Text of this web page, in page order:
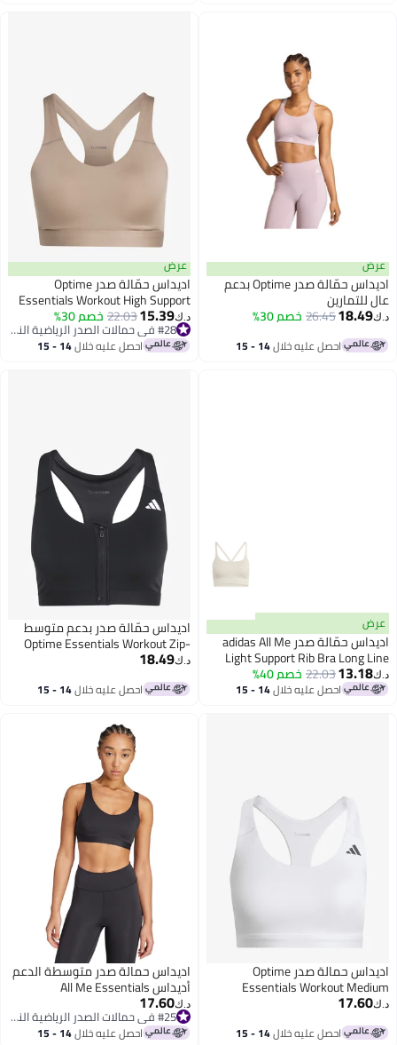
اديداس حمّالة صدر Optime بدعم
26.45خصم 30%
احصل عليه خلال 14 - 15
عرض
اديداس حمّالة صدر Optime
Essentials Workout High Support
15.39
22.03خصم 30%
#28 في حمالات الصدر الرياضية النسائية
#28 في حمالات الصدر الرياضية النسائية احصل عليه خلال 14 - 15
اديداس حمّالة صدر adidas All Me
Light Support Rib Bra
22.03خصم 40%
احصل عليه خلال 14 - 15
اديداس حمّالة صدر بدعم متوسط
Optime Essentials Workout Zip-
18.49
احصل عليه خلال 14 - 15
اديداس حمالة صدر Optime
Essentials Workout
احصل عليه خلال 14 - 15
اديداس حمالة صدر متوسطة الدعم
أديداس All Me Essentials
17.60
#25 في حمالات الصدر الرياضية النسائية
#25 في حمالات الصدر الرياضية النسائية احصل عليه خلال 14 - 15